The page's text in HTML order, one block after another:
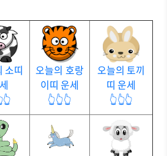
소띠
오늘의 호랑
이띠 운세
👆👆👆
오늘의 토끼
띠 운세
👆👆👆